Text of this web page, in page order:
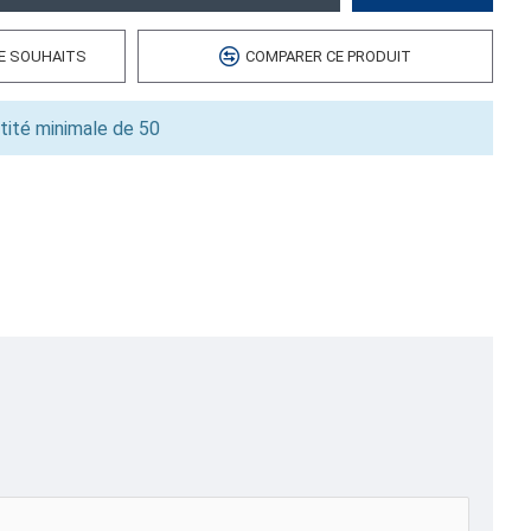
SOUHAITS COMPARER CE PRODUIT
minimale de 50